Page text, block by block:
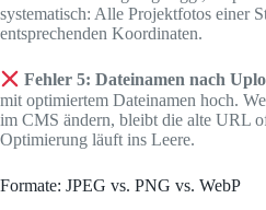
systematisch: Alle Projektfotos einer
entsprechenden Koordinaten.
Fehler 5: Dateinamen nach
mit optimiertem Dateinamen hoch.
im CMS ändern, bleibt die alte URL
Optimierung läuft ins Leere.
Formate: JPEG vs. PNG vs. WebP